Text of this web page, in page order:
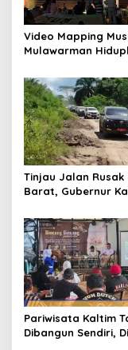
Video Mapping
Mulawarman
Melenu
Tinjau Jalan Rusak
Barat, Gubernur
Kilometer
Pariwisata Kaltim
Dibangun Sendiri,